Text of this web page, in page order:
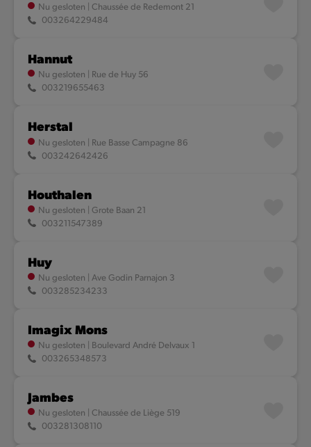
Nu gesloten
Chaussée de Redemont 21
003264229484
Hannut
Nu gesloten
Rue de Huy 56
003219655463
Herstal
Nu gesloten | Rue Basse Campagne 86
003242642426
Houthalen
Nu gesloten
Grote Baan 21
003211547389
Huy
Nu gesloten
Ave Godin Parnajon 3
003285234233
Imagix Mons
Nu gesloten
Boulevard André Delvaux 1
003265348573
Jambes
Nu gesloten
Chaussée de Liège 519
003281308110